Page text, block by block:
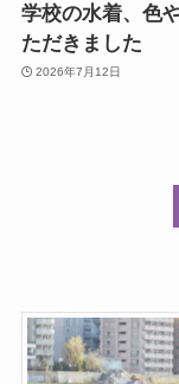
学校の水着、色
ただきました
2026年7月12日